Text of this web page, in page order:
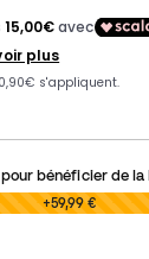
bénéficier de la
+59,99 €